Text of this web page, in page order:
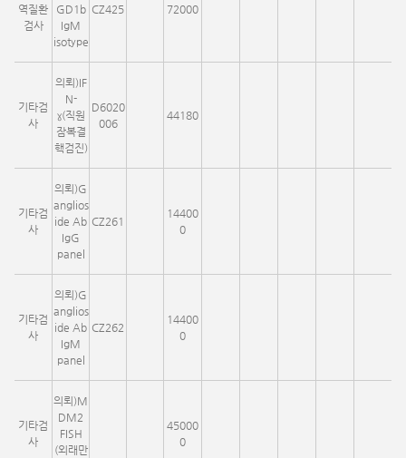
역질환
검사
GD1b
IgM
isotype
CZ425 72000
기타검
사
의뢰)IF
N-
γ(직원
잠복결
핵검진)
D6020
006
44180
기타검
사
의뢰)G
anglios
ide Ab
IgG
panel
CZ261
14400
0
기타검
사
의뢰)G
anglios
ide Ab
IgM
panel
CZ262
14400
0
기타검
사
의뢰)M
DM2
FISH
(외래만
45000
0